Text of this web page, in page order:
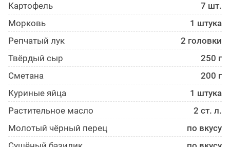
Картофель
7 шт.
Морковь
1 штука
Репчатый лук
2 головки
Твёрдый сыр
250 г
Сметана
200 г
Куриные яйца
1 штука
Растительное масло
2 ст. л.
Молотый чёрный перец
по вкусу